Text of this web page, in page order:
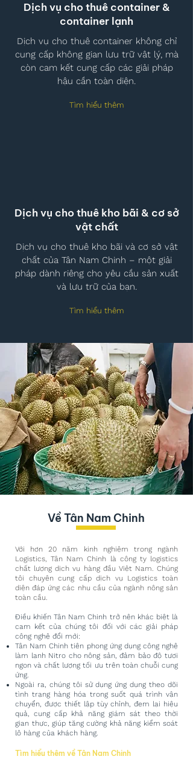
Dịch vụ cho thuê container &
container lạnh
Dịch vụ cho thuê container không chỉ
cung cấp không gian lưu trữ vật lý, mà
còn cam kết cung cấp các giải pháp
hậu cần toàn diện.
Tìm hiểu thêm
Dịch vụ cho thuê kho bãi & cơ sở
vật chất
Dịch vụ cho thuê kho bãi và cơ sở vật
chất của Tân Nam Chinh – một giải
pháp dành riêng cho yêu cầu sản xuất
và lưu trữ của bạn.
Tìm hiểu thêm
Về Tân Nam Chinh
Với hơn 20 năm kinh nghiệm trong ngành
Logistics, Tân Nam Chinh là công ty logistics
chất lượng dịch vụ hàng đầu Việt Nam. Chúng
tôi chuyên cung cấp dịch vụ Logistics toàn
diện đáp ứng các nhu cầu của ngành nông sản
toàn cầu.
Điều khiến Tân Nam Chinh trở nên khác biệt là
cam kết của chúng tôi đối với các giải pháp
công nghệ đổi mới:
Tân Nam Chinh tiên phong ứng dụng công nghệ
làm lạnh Nitro cho nông sản, đảm bảo độ tươi
ngon và chất lượng tối ưu trên toàn chuỗi cung
ứng.
Ngoài ra, chúng tôi sử dụng ứng dụng theo dõi
tình trạng hàng hóa trong suốt quá trình vận
chuyển, được thiết lập tùy chỉnh, đem lại hiệu
quả, cung cấp khả năng giám sát theo thời
gian thực, giúp tăng cường khả năng kiểm soát
lô hàng của khách hàng.
Tìm hiểu thêm về Tân Nam Chinh